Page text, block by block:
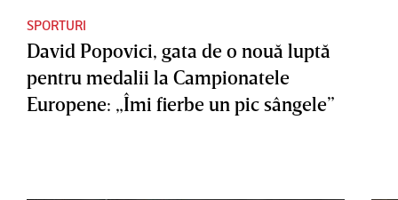
SPORTURI
David Popovici, gata de o nouă luptă
pentru medalii la Campionatele
Europene: „Îmi fierbe un pic sângele”